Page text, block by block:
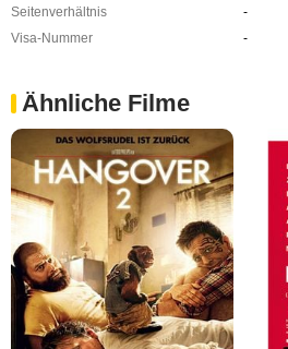
Seitenverhältnis
-
Visa-Nummer
-
Ähnliche Filme